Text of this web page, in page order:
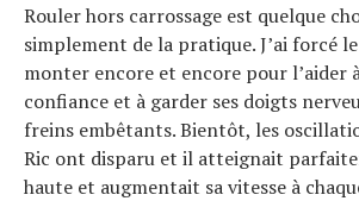
Rouler hors carrossage est quelque
simplement de la pratique. J’ai forcé
monter encore et encore pour l’aider
confiance et à garder ses doigts
freins embêtants. Bientôt, les
Ric ont disparu et il atteignait
haute et augmentait sa vitesse à